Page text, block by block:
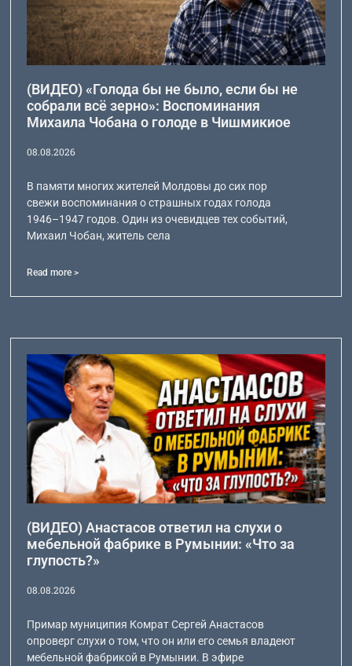
(ВИДЕО) «Голода бы не было, если бы не
собрали всё зерно»: Воспоминания
Михаила Чобана о голоде в Чишмикиое
08.08.2026
В памяти многих жителей Молдовы до сих пор
свежи воспоминания о страшных годах голода
1946–1947 годов. Один из очевидцев тех событий,
Михаил Чобан, житель села
Read more >
(ВИДЕО) Анастасов ответил на слухи о
мебельной фабрике в Румынии: «Что за
глупость?»
08.08.2026
Примар муниципия Комрат Сергей Анастасов
опроверг слухи о том, что он или его семья владеют
мебельной фабрикой в Румынии. В эфире